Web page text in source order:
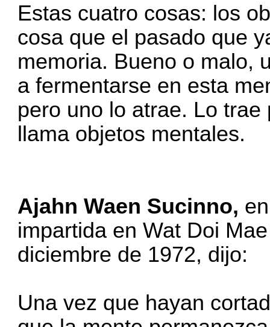
Estas cuatro cosas: los
cosa que el pasado que
memoria. Bueno o malo,
a fermentarse en esta
pero uno lo atrae. Lo
llama objetos mentales.
Ajahn Waen Sucinno,
impartida en Wat Doi
diciembre de 1972, dijo:
Una vez que hayan